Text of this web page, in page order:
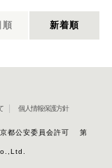
順 新着順
個人情報保護方針
京都公安委員会許可 第